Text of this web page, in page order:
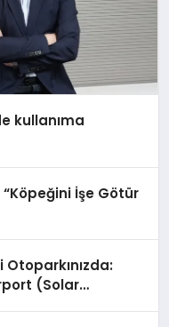
kullanıma
İşe Götür
(Solar